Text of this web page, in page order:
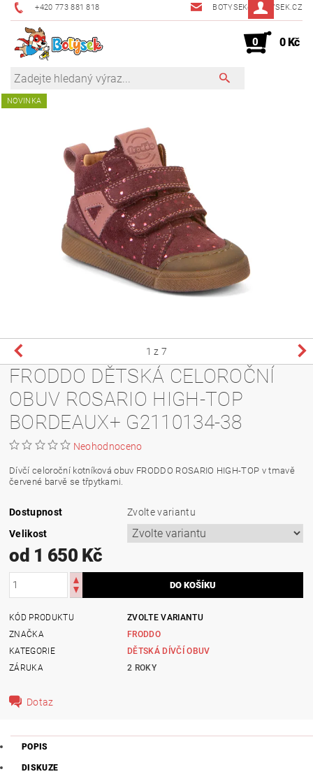
+420 773 881 818 BOTYSEK@BOTYSEK.CZ
0 0 Kč
NOVINKA
1 z 7
FRODDO DĚTSKÁ CELOROČNÍ
OBUV ROSARIO HIGH-TOP
BORDEAUX+ G2110134-38
Neohodnoceno
Dívčí celoroční kotníková obuv FRODDO ROSARIO HIGH-TOP v tmavě
červené barvě se třpytkami.
Dostupnost
Zvolte variantu
Velikost
od 1 650 Kč
KÓD PRODUKTU
ZVOLTE VARIANTU
ZNAČKA
FRODDO
KATEGORIE
DĚTSKÁ DÍVČÍ OBUV
ZÁRUKA
2 ROKY
Dotaz
POPIS
DISKUZE